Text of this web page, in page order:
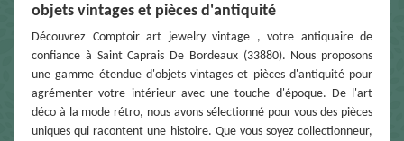
objets vintages et pièces d'antiquité
Découvrez Comptoir art jewelry vintage , votre antiquaire de
confiance à Saint Caprais De Bordeaux (33880). Nous proposons
une gamme étendue d'objets vintages et pièces d'antiquité pour
agrémenter votre intérieur avec une touche d'époque. De l'art
déco à la mode rétro, nous avons sélectionné pour vous des pièces
uniques qui racontent une histoire. Que vous soyez collectionneur,